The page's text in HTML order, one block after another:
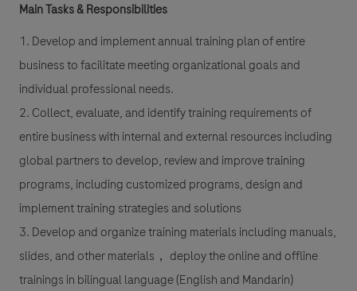
Main Tasks & Responsibilities
1. Develop and implement annual training plan of entire
business to facilitate meeting organizational goals and
individual professional needs.
2. Collect, evaluate, and identify training requirements of
entire business with internal and external resources including
global partners to develop, review and improve training
programs, including customized programs, design and
implement training strategies and solutions
3. Develop and organize training materials including manuals,
slides, and other materials， deploy the online and offline
trainings in bilingual language (English and Mandarin)